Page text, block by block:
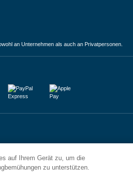
an Unternehmen als auch an Privatpersonen.
auf Ihrem Gerät zu, um die
zu unterstützen.